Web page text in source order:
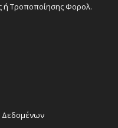
ή Τροποποίησης Φορολ.
Δεδομένων